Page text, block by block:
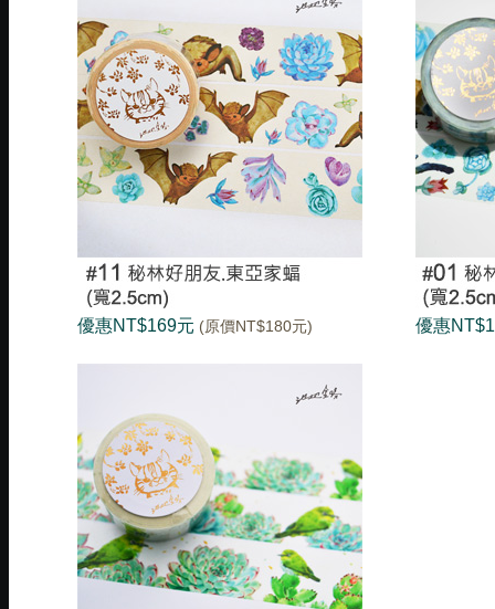
優惠NT$169元 (原價NT$180元) 優惠